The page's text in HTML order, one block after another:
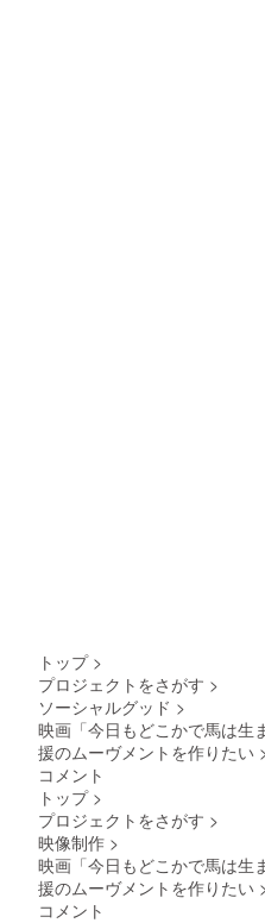
トップ >
プロジェクトをさがす >
ソーシャルグッド >
映画「今日もどこかで馬は生
援のムーヴメントを作りたい
コメント
トップ >
プロジェクトをさがす >
映像制作 >
映画「今日もどこかで馬は生
援のムーヴメントを作りたい
コメント